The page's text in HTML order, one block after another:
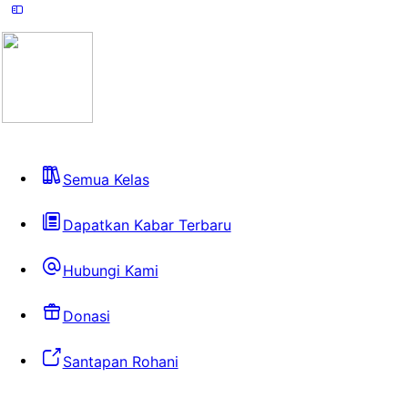
Semua Kelas
Dapatkan Kabar Terbaru
Hubungi Kami
Donasi
Santapan Rohani